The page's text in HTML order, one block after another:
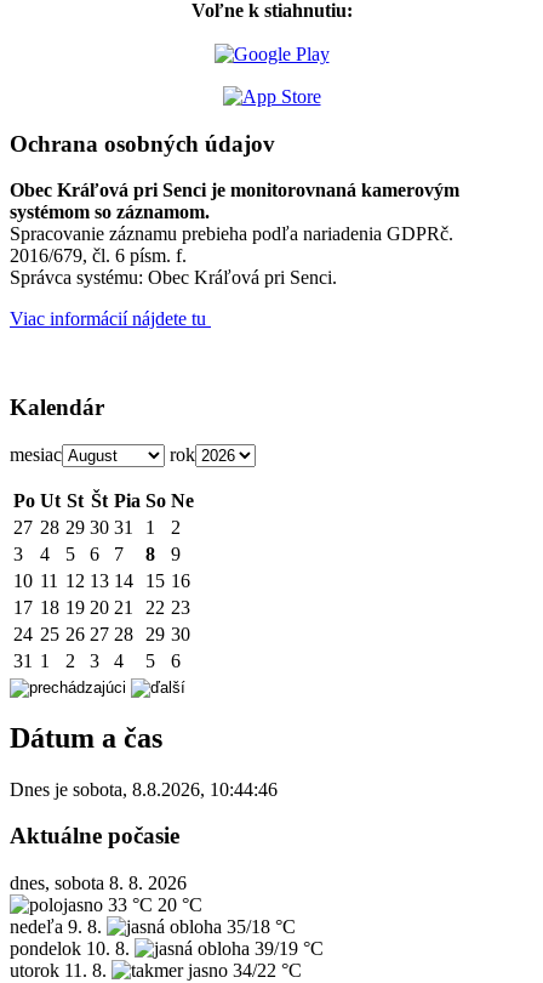
Voľne k stiahnutiu:
Ochrana osobných údajov
Obec Kráľová pri Senci je monitorovnaná kamerovým
systémom so záznamom.
Spracovanie záznamu prebieha podľa nariadenia GDPRč.
2016/679, čl. 6 písm. f.
Správca systému: Obec Kráľová pri Senci.
Viac informácií nájdete tu
Kalendár
mesiac rok
Po Ut St Št Pia So Ne
27 28 29 30 31 1
2
3
4 5 6 7 8
9
10 11 12 13 14 15 16
17 18 19 20 21 22 23
24 25 26 27 28 29 30
31 1 2 3 4 5 6
Dátum a čas
Dnes je sobota, 8.8.2026, 10:44:46
Aktuálne počasie
dnes, sobota 8. 8. 2026
33 °C 20 °C
nedeľa 9. 8.
35/18 °C
pondelok 10. 8.
39/19 °C
utorok 11. 8. 34/22 °C